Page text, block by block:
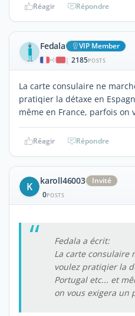
Réagir Répondre
Fedala VIP Member
| 2185POSTS
La carte consulaire ne
pratiqier la détaxe en
même en France, parfois on
Réagir Répondre
K karoll46003
Invité
0POSTS
Fedala a écrit:
La carte consulaire
voulez pratiqier la
Portugal etc... et
on vous exigera un